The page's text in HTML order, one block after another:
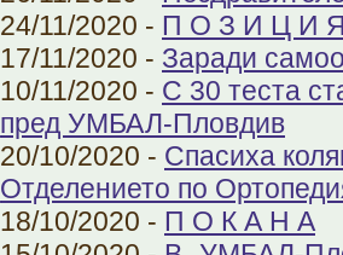
24/11/2020 - П О З И Ц И
17/11/2020 - Заради
10/11/2020 - С 30 теста
пред УМБАЛ-Пловдив
20/10/2020 - Спасиха
Отделението по
18/10/2020 - П О К А Н А